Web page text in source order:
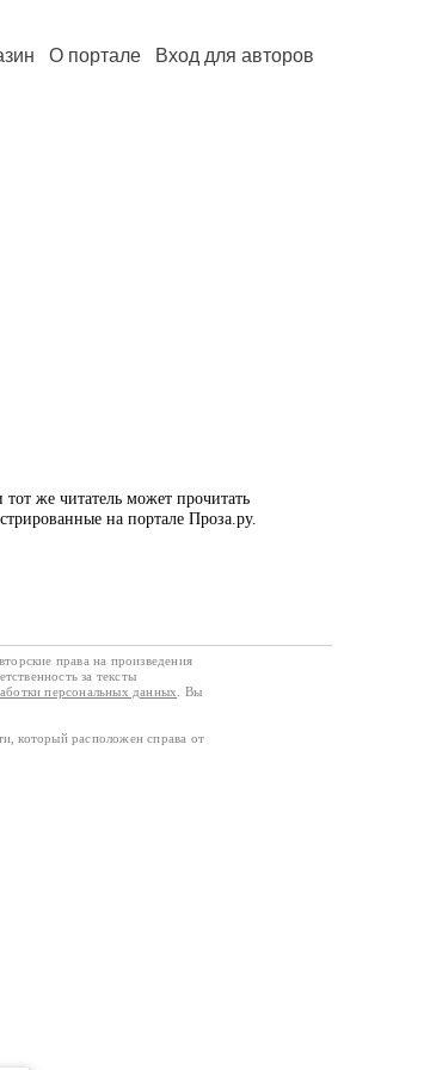
О портале Вход для авторов
же читатель может прочитать
на портале Проза.ру.
права на произведения
за тексты
персональных данных
. Вы
который расположен справа от